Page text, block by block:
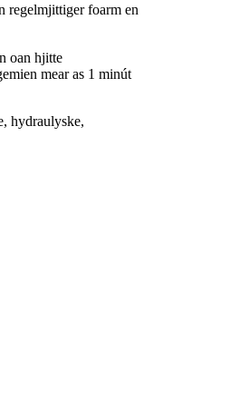
regelmjittiger foarm en
oan hjitte
mear as 1 minút
hydraulyske,